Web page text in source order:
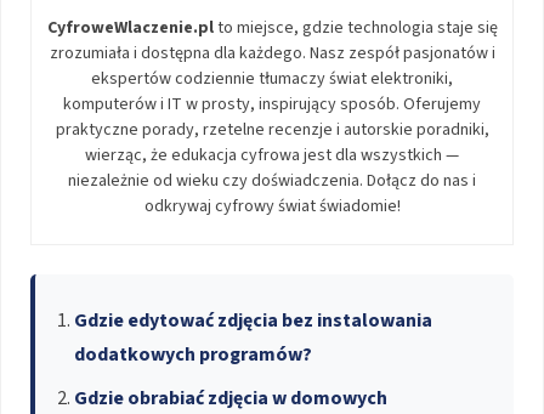
CyfroweWlaczenie.plto miejsce, gdzie technologia staje się
zrozumiała i dostępna dla każdego. Nasz zespół pasjonatów i
ekspertów codziennie tłumaczy świat elektroniki,
komputerów i IT w prosty, inspirujący sposób. Oferujemy
praktyczne porady, rzetelne recenzje i autorskie poradniki,
wierząc, że edukacja cyfrowa jest dla wszystkich —
niezależnie od wieku czy doświadczenia. Dołącz do nas i
odkrywaj cyfrowy świat świadomie!
Gdzie edytować zdjęcia bez instalowania
dodatkowych programów?
Gdzie obrabiać zdjęcia w domowych